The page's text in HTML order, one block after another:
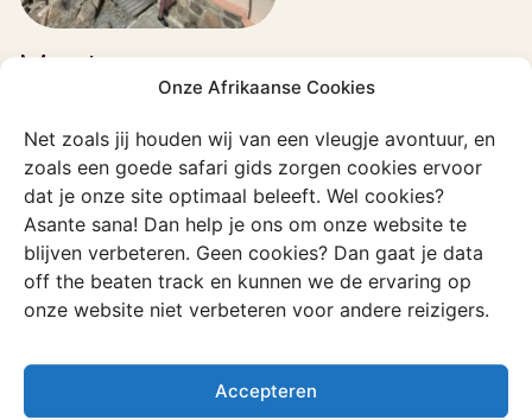
Onze Afrikaanse Cookies
Net zoals jij houden wij van een vleugje avontuur, en
zoals een goede safari gids zorgen cookies ervoor
dat je onze site optimaal beleeft. Wel cookies?
Asante sana! Dan help je ons om onze website te
blijven verbeteren. Geen cookies? Dan gaat je data
off the beaten track en kunnen we de ervaring op
onze website niet verbeteren voor andere reizigers.
Accepteren
Must-sees
Voor deze ontspannen hike van zo’n 2 uur (3.7 km) begin
je in het Garden Castle Nature Reserve. Een route met
prachtige uitzichten, die je naar een grote grot leidt die
ruimte biedt aan max. tien personen. Hier kun je
overnachten onder de sterren, hoe cool is dat?
Rhino Peak Hike
20 km begint ook in het Garden Castle Nature Reserve.
De klim naar Rhino Peak is pittig, met steile stukken en